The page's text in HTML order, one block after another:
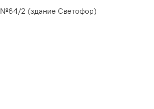
№64/2 (здание Светофор)